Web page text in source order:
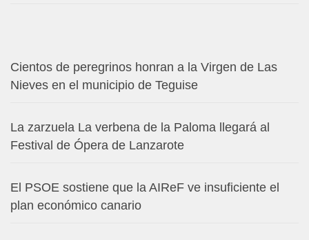
Cientos de peregrinos honran a la Virgen de Las
Nieves en el municipio de Teguise
La zarzuela La verbena de la Paloma llegará al
Festival de Ópera de Lanzarote
El PSOE sostiene que la AIReF ve insuficiente el
plan económico canario